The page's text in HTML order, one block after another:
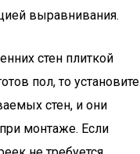
выравнивания.
стен плиткой
пол, то установите
стен, и они
монтаже. Если